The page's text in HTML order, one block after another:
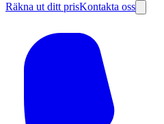
Räkna ut ditt prisKontakta oss